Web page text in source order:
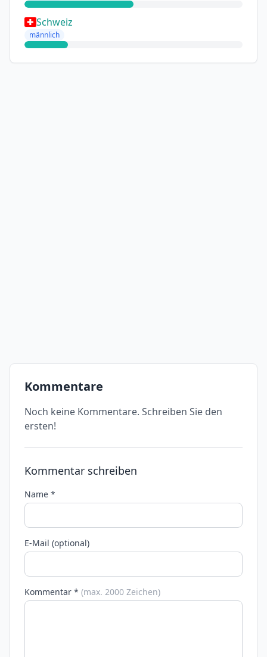
Schweiz
männlich
Kommentare
Noch keine Kommentare. Schreiben Sie den
ersten!
Kommentar schreiben
Name *
E-Mail (optional)
Kommentar * (max. 2000 Zeichen)